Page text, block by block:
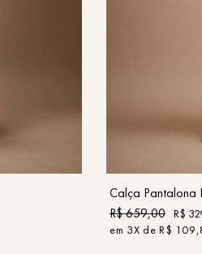
Calça Pantalona
R$659,00 R$
em 3X deR$ 109,